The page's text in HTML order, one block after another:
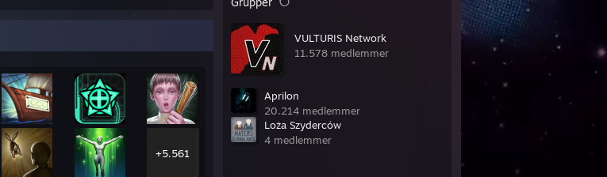
VULTURIS Network
11.578 medlemmer
Aprilon
20.214 medlemmer
Loża Szyderców
4 medlemmer
+5.561